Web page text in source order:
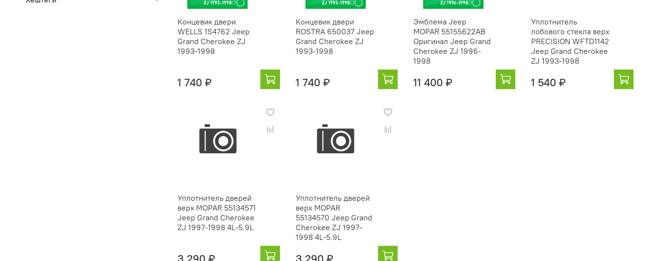
Концевик двери
WELLS 1S4762 Jeep
Grand Cherokee ZJ
1993-1998
1 740 ₽
Концевик двери
ROSTRA 650037 Jeep
Grand Cherokee ZJ
1993-1998
1 740 ₽
Эмблема Jeep
MOPAR 55155622AB
Оригинал Jeep Grand
Cherokee ZJ 1996-
1998
11 400 ₽
Уплотнитель
лобового стекла верх
PRECISION WFTD1142
Jeep Grand Cherokee
ZJ 1993-1998
1 540 ₽
Уплотнитель дверей
верх MOPAR 55134571
Jeep Grand Cherokee
ZJ 1997-1998 4L-5.9L
Уплотнитель дверей
верх MOPAR
55134570 Jeep Grand
Cherokee ZJ 1997-
1998 4L-5.9L